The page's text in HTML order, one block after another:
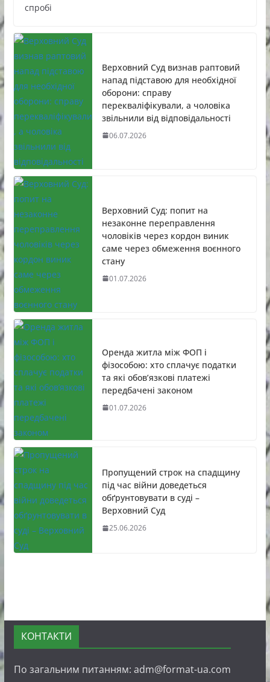
спробі
Верховний Суд визнав раптовий
напад підставою для необхідної
оборони: справу
перекваліфікували, а чоловіка
звільнили від відповідальності
06.07.2026
Верховний Суд: попит на
незаконне переправлення
чоловіків через кордон виник
саме через обмеження воєнного
стану
01.07.2026
Оренда житла між ФОП і
фізособою: хто сплачує податки
та які обов’язкові платежі
передбачені законом
01.07.2026
Пропущений строк на спадщину
під час війни доведеться
обґрунтовувати в суді –
Верховний Суд
25.06.2026
КОНТАКТИ
По загальним питанням: adm@format-ua.com